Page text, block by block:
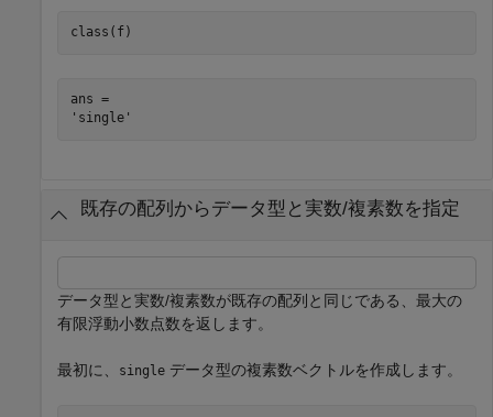
class(f)
ans =
既存の配列からデータ型と実数/複素数を指定
データ型と実数/複素数が既存の配列と同じである、最大の
有限浮動小数点数を返します。
最初に、 single データ型の複素数ベクトルを作成します。